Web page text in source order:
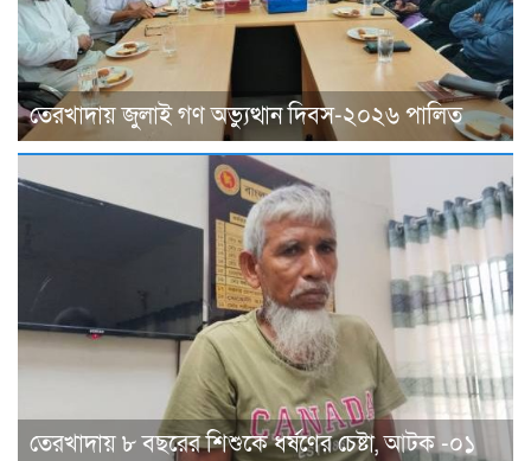
তেরখাদায় জুলাই গণ অভ্যুত্থান দিবস-২০২৬ পালিত
তেরখাদায় ৮ বছরের শিশুকে ধর্ষণের চেষ্টা, আটক -০১